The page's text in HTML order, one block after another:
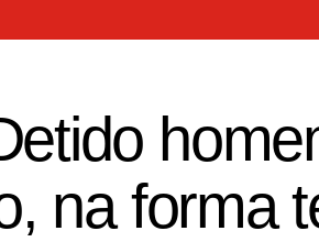
na forma